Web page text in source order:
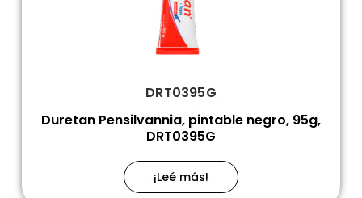
DRT0395G
Duretan Pensilvannia, pintable negro, 95g,
DRT0395G
¡Leé más!